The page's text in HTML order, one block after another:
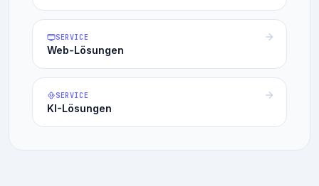
SERVICE
Web-Lösungen
SERVICE
KI-Lösungen